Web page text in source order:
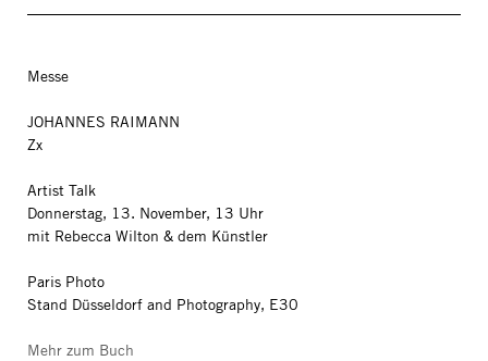
Messe
JOHANNES RAIMANN
Zx
Artist Talk
Donnerstag, 13. November, 13 Uhr
mit Rebecca Wilton & dem Künstler
Paris Photo
Stand Düsseldorf and Photography, E30
Mehr zum Buch